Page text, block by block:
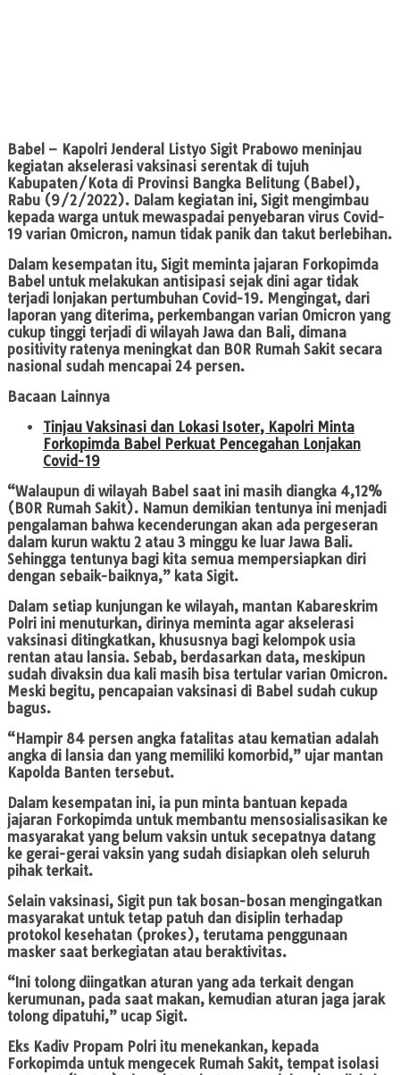
Babel – Kapolri Jenderal Listyo Sigit Prabowo meninjau
kegiatan akselerasi vaksinasi serentak di tujuh
Kabupaten/Kota di Provinsi Bangka Belitung (Babel),
Rabu (9/2/2022). Dalam kegiatan ini, Sigit mengimbau
kepada warga untuk mewaspadai penyebaran virus Covid-
19 varian Omicron, namun tidak panik dan takut berlebihan.
Dalam kesempatan itu, Sigit meminta jajaran Forkopimda
Babel untuk melakukan antisipasi sejak dini agar tidak
terjadi lonjakan pertumbuhan Covid-19. Mengingat, dari
laporan yang diterima, perkembangan varian Omicron yang
cukup tinggi terjadi di wilayah Jawa dan Bali, dimana
positivity ratenya meningkat dan BOR Rumah Sakit secara
nasional sudah mencapai 24 persen.
Bacaan Lainnya
Tinjau Vaksinasi dan Lokasi Isoter, Kapolri Minta
Forkopimda Babel Perkuat Pencegahan Lonjakan
Covid-19
“Walaupun di wilayah Babel saat ini masih diangka 4,12%
(BOR Rumah Sakit). Namun demikian tentunya ini menjadi
pengalaman bahwa kecenderungan akan ada pergeseran
dalam kurun waktu 2 atau 3 minggu ke luar Jawa Bali.
Sehingga tentunya bagi kita semua mempersiapkan diri
dengan sebaik-baiknya,” kata Sigit.
Dalam setiap kunjungan ke wilayah, mantan Kabareskrim
Polri ini menuturkan, dirinya meminta agar akselerasi
vaksinasi ditingkatkan, khususnya bagi kelompok usia
rentan atau lansia. Sebab, berdasarkan data, meskipun
sudah divaksin dua kali masih bisa tertular varian Omicron.
Meski begitu, pencapaian vaksinasi di Babel sudah cukup
bagus.
“Hampir 84 persen angka fatalitas atau kematian adalah
angka di lansia dan yang memiliki komorbid,” ujar mantan
Kapolda Banten tersebut.
Dalam kesempatan ini, ia pun minta bantuan kepada
jajaran Forkopimda untuk membantu mensosialisasikan ke
masyarakat yang belum vaksin untuk secepatnya datang
ke gerai-gerai vaksin yang sudah disiapkan oleh seluruh
pihak terkait.
Selain vaksinasi, Sigit pun tak bosan-bosan mengingatkan
masyarakat untuk tetap patuh dan disiplin terhadap
protokol kesehatan (prokes), terutama penggunaan
masker saat berkegiatan atau beraktivitas.
“Ini tolong diingatkan aturan yang ada terkait dengan
kerumunan, pada saat makan, kemudian aturan jaga jarak
tolong dipatuhi,” ucap Sigit.
Eks Kadiv Propam Polri itu menekankan, kepada
Forkopimda untuk mengecek Rumah Sakit, tempat isolasi